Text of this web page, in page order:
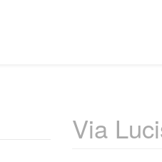
Via